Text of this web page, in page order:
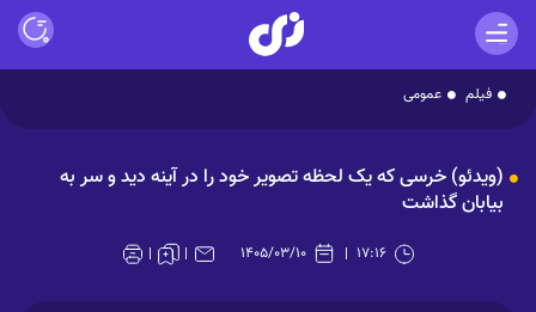
فیلم عمومی
Video
(ویدئو) خرسی که یک لحظه تصویر خود را در آینه دید و سر به
بیابان گذاشت
۱۷:۱۶ ۱۴۰۵/۰۳/۱۰